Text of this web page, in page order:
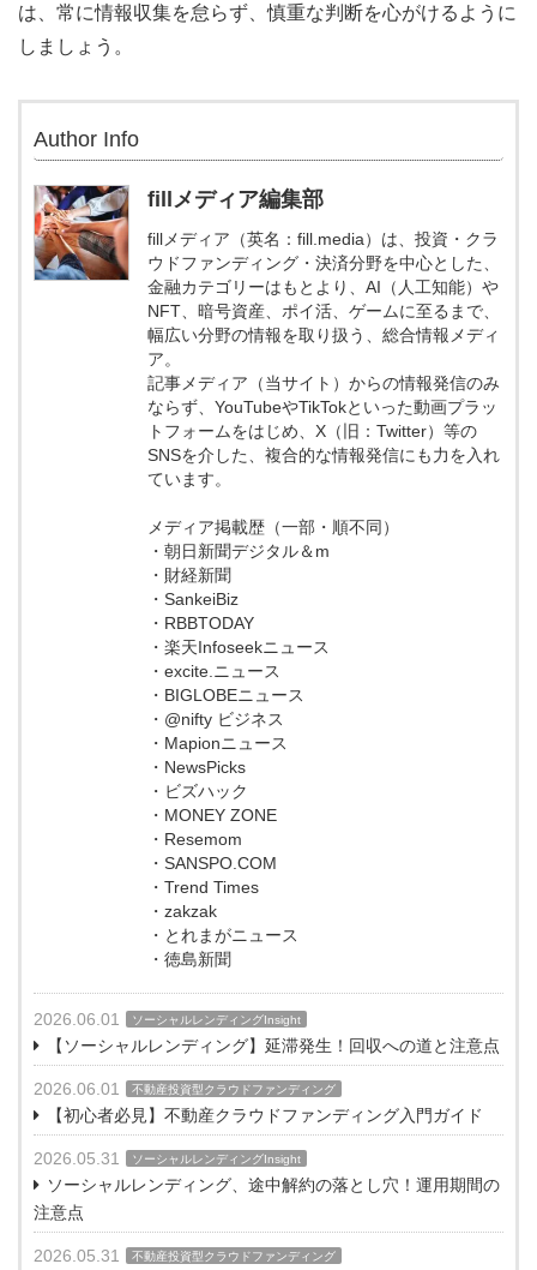
は、常に情報収集を怠らず、慎重な判断を心がけるように
しましょう。
Author Info
fillメディア編集部
fillメディア（英名：fill.media）は、投資・クラ
ウドファンディング・決済分野を中心とした、
金融カテゴリーはもとより、AI（人工知能）や
NFT、暗号資産、ポイ活、ゲームに至るまで、
幅広い分野の情報を取り扱う、総合情報メディ
ア。
記事メディア（当サイト）からの情報発信のみ
ならず、YouTubeやTikTokといった動画プラッ
トフォームをはじめ、X（旧：Twitter）等の
SNSを介した、複合的な情報発信にも力を入れ
ています。
メディア掲載歴（一部・順不同）
・朝日新聞デジタル＆m
・財経新聞
・SankeiBiz
・RBBTODAY
・楽天Infoseekニュース
・excite.ニュース
・BIGLOBEニュース
・@nifty ビジネス
・Mapionニュース
・NewsPicks
・ビズハック
・MONEY ZONE
・Resemom
・SANSPO.COM
・Trend Times
・zakzak
・とれまがニュース
・徳島新聞
2026.06.01 ソーシャルレンディングInsight
【ソーシャルレンディング】延滞発生！回収への道と注意点
2026.06.01 不動産投資型クラウドファンディング
【初心者必見】不動産クラウドファンディング入門ガイド
2026.05.31 ソーシャルレンディングInsight
ソーシャルレンディング、途中解約の落とし穴！運用期間の
注意点
2026.05.31 不動産投資型クラウドファンディング